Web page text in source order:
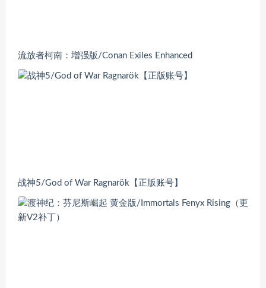
流放者柯南：增强版/Conan Exiles Enhanced
战神5/God of War Ragnarök【正版账号】